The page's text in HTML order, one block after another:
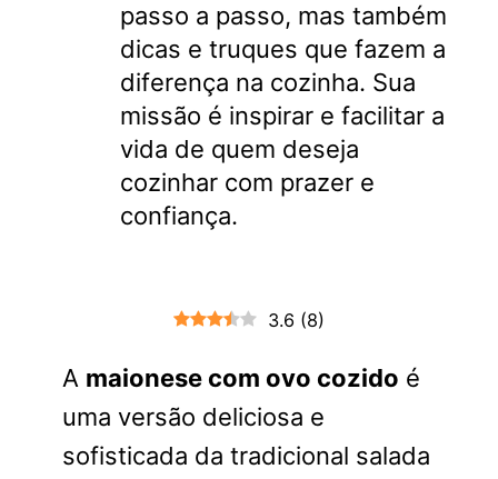
passo a passo, mas também
dicas e truques que fazem a
diferença na cozinha. Sua
missão é inspirar e facilitar a
vida de quem deseja
cozinhar com prazer e
confiança.
3.6 (8)
A maionese com ovo cozido é
uma versão deliciosa e
sofisticada da tradicional salada